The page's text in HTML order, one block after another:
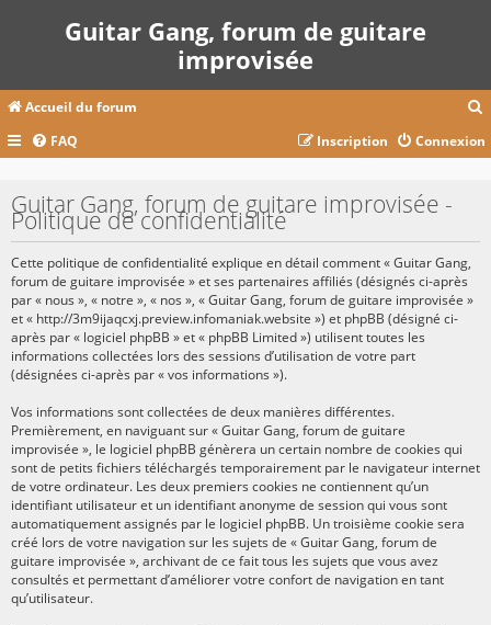
Guitar Gang, forum de guitare
improvisée
Accueil du forum
c
FAQ Connexion
Inscription
Guitar Gang, forum de guitare improvisée -
Politique de confidentialité
Cette politique de confidentialité explique en détail comment « Guitar Gang,
forum de guitare improvisée » et ses partenaires affiliés (désignés ci-après
par « nous », « notre », « nos », « Guitar Gang, forum de guitare improvisée »
et « http://3m9ijaqcxj.preview.infomaniak.website ») et phpBB (désigné ci-
après par « logiciel phpBB » et « phpBB Limited ») utilisent toutes les
informations collectées lors des sessions d’utilisation de votre part
(désignées ci-après par « vos informations »).
Vos informations sont collectées de deux manières différentes.
Premièrement, en naviguant sur « Guitar Gang, forum de guitare
improvisée », le logiciel phpBB génèrera un certain nombre de cookies qui
sont de petits fichiers téléchargés temporairement par le navigateur internet
de votre ordinateur. Les deux premiers cookies ne contiennent qu’un
identifiant utilisateur et un identifiant anonyme de session qui vous sont
automatiquement assignés par le logiciel phpBB. Un troisième cookie sera
créé lors de votre navigation sur les sujets de « Guitar Gang, forum de
guitare improvisée », archivant de ce fait tous les sujets que vous avez
consultés et permettant d’améliorer votre confort de navigation en tant
qu’utilisateur.